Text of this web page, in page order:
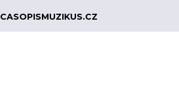
CASOPISMUZIKUS.CZ